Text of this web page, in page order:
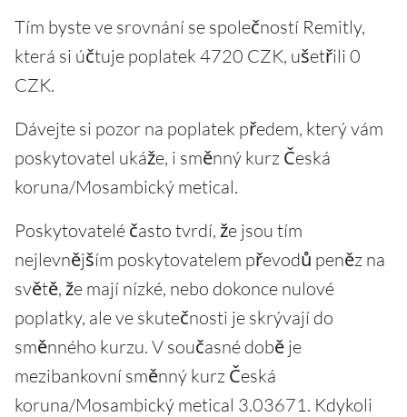
Tím byste ve srovnání se společností Remitly,
která si účtuje poplatek 4720 CZK, ušetřili 0
CZK.
Dávejte si pozor na poplatek předem, který vám
poskytovatel ukáže, i směnný kurz Česká
koruna/Mosambický metical.
Poskytovatelé často tvrdí, že jsou tím
nejlevnějším poskytovatelem převodů peněz na
světě, že mají nízké, nebo dokonce nulové
poplatky, ale ve skutečnosti je skrývají do
směnného kurzu. V současné době je
mezibankovní směnný kurz Česká
koruna/Mosambický metical 3.03671. Kdykoli